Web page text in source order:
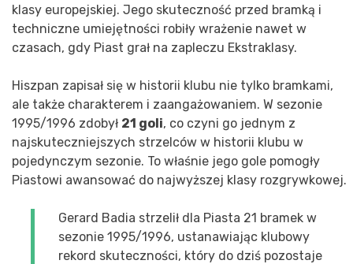
klasy europejskiej. Jego skuteczność przed bramką i
techniczne umiejętności robiły wrażenie nawet w
czasach, gdy Piast grał na zapleczu Ekstraklasy.
Hiszpan zapisał się w historii klubu nie tylko bramkami,
ale także charakterem i zaangażowaniem. W sezonie
1995/1996 zdobył 21 goli, co czyni go jednym z
najskuteczniejszych strzelców w historii klubu w
pojedynczym sezonie. To właśnie jego gole pomogły
Piastowi awansować do najwyższej klasy rozgrywkowej.
Gerard Badia strzelił dla Piasta 21 bramek w
sezonie 1995/1996, ustanawiając klubowy
rekord skuteczności, który do dziś pozostaje